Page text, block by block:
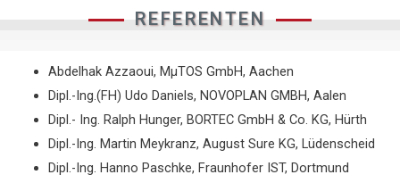
REFERENTEN
Abdelhak Azzaoui, MµTOS GmbH, Aachen
Dipl.-Ing.(FH) Udo Daniels, NOVOPLAN GMBH, Aalen
Dipl.- Ing. Ralph Hunger, BORTEC GmbH & Co. KG, Hürth
Dipl.-Ing. Martin Meykranz, August Sure KG, Lüdenscheid
Dipl.-Ing. Hanno Paschke, Fraunhofer IST, Dortmund